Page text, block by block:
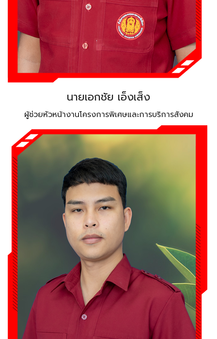
นายเอกชัย เอ็งเส็ง
ผู้ช่วยหัวหน้างานโครงการพิเศษและการบริการสังคม